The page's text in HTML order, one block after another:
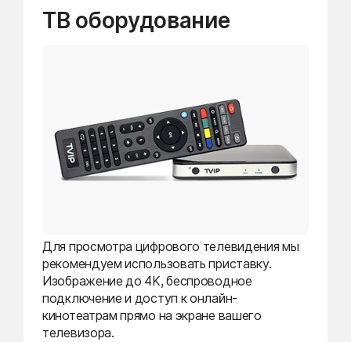
ТВ оборудование
Для просмотра цифрового телевидения мы
рекомендуем использовать приставку.
Изображение до 4K, беспроводное
подключение и доступ к онлайн-
кинотеатрам прямо на экране вашего
телевизора.